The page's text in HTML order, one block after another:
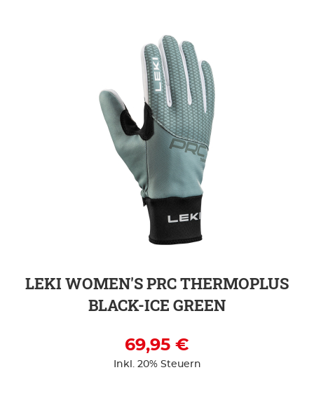
LEKI WOMEN'S PRC THERMOPLUS
BLACK-ICE GREEN
69,95 €
Inkl. 20% Steuern
ZUR DETAILSEITE